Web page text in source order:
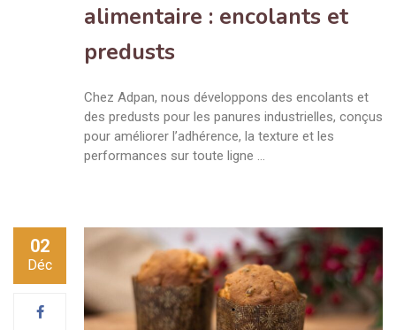
alimentaire : encolants et
predusts
Chez Adpan, nous développons des encolants et
des predusts pour les panures industrielles, conçus
pour améliorer l’adhérence, la texture et les
performances sur toute ligne …
02
Déc